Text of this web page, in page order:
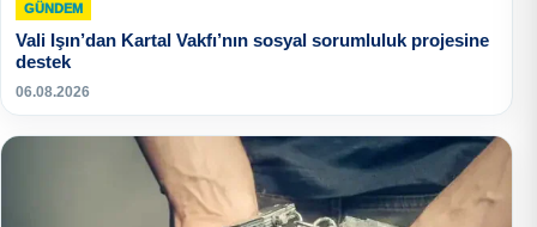
GÜNDEM
Vali Işın’dan Kartal Vakfı’nın sosyal sorumluluk projesine
destek
06.08.2026